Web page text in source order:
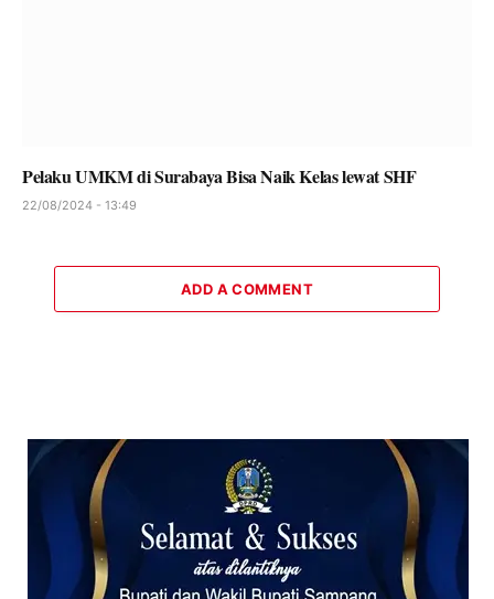
Pelaku UMKM di Surabaya Bisa Naik Kelas lewat SHF
22/08/2024 - 13:49
ADD A COMMENT